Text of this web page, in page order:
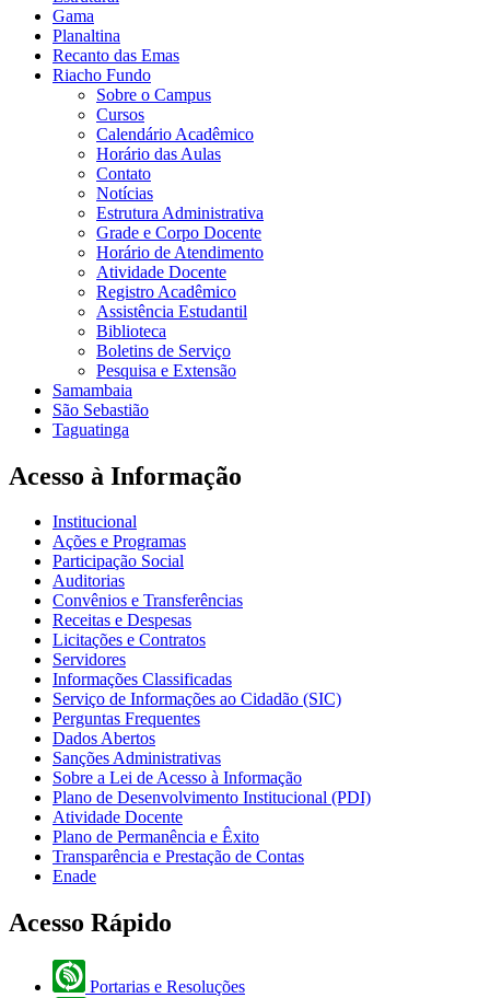
Gama
Planaltina
Recanto das Emas
Riacho Fundo
Sobre o Campus
Cursos
Calendário Acadêmico
Horário das Aulas
Contato
Notícias
Estrutura Administrativa
Grade e Corpo Docente
Horário de Atendimento
Atividade Docente
Registro Acadêmico
Assistência Estudantil
Biblioteca
Boletins de Serviço
Pesquisa e Extensão
Samambaia
São Sebastião
Taguatinga
Acesso à Informação
Institucional
Ações e Programas
Participação Social
Auditorias
Convênios e Transferências
Receitas e Despesas
Licitações e Contratos
Servidores
Informações Classificadas
Serviço de Informações ao Cidadão (SIC)
Perguntas Frequentes
Dados Abertos
Sanções Administrativas
Sobre a Lei de Acesso à Informação
Plano de Desenvolvimento Institucional (PDI)
Atividade Docente
Plano de Permanência e Êxito
Transparência e Prestação de Contas
Enade
Acesso Rápido
Portarias e Resoluções